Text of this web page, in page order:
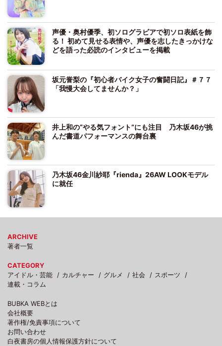
声優・奥村優季、初ソログラビアで初ソロ表紙を飾
る！ 初めて見せる表情や、声優を志したきっかけな
どを語った必読のインタビューを掲載
坂元誉梨の『初心者バイク女子の奮闘日記』＃７７
「我慢大会してませんか？」
井上和の“やる気フォント”にも注目 乃木坂46が挑
んだ書道パフォーマンスの舞台裏
乃木坂46金川紗耶『rienda』26AW LOOKモデル
に就任
ARCHIVE
著者一覧
CATEGORY
アイドル・芸能
カルチャー グルメ 社会
スポーツ
連載・コラム
BUBKA WEBとは
会社概要
著作権/免責事項について
お問い合わせ
白夜書房の個人情報保護方針について